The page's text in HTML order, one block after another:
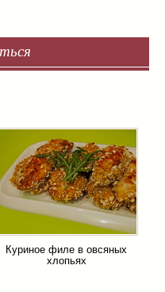
Куриное филе в овсяных
хлопьях